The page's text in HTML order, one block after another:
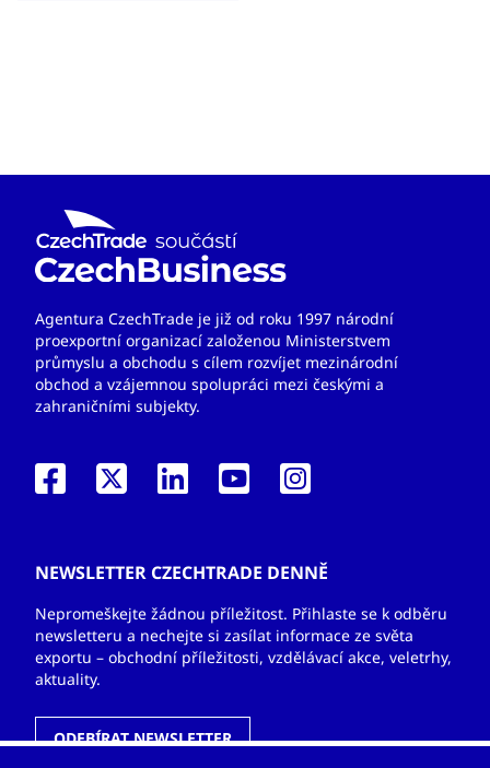
Agentura CzechTrade je již od roku 1997 národní
proexportní organizací založenou Ministerstvem
průmyslu a obchodu s cílem rozvíjet mezinárodní
obchod a vzájemnou spolupráci mezi českými a
zahraničními subjekty.
NEWSLETTER CZECHTRADE DENNĚ
Nepromeškejte žádnou příležitost. Přihlaste se k odběru
newsletteru a nechejte si zasílat informace ze světa
exportu – obchodní příležitosti, vzdělávací akce, veletrhy,
aktuality.
ODEBÍRAT NEWSLETTER